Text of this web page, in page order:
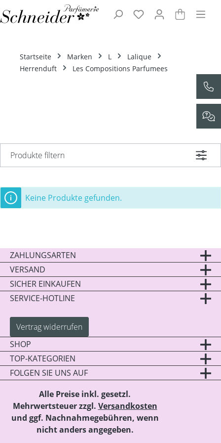
Zum Hauptinhalt springen
Startseite Marken L
Lalique
Herrenduft
Les Compositions Parfumees
Produkte filtern
Keine Produkte gefunden.
ZAHLUNGSARTEN
VERSAND
SICHER EINKAUFEN
SERVICE-HOTLINE
Vertrag widerrufen
SHOP
TOP-KATEGORIEN
FOLGEN SIE UNS AUF
Alle Preise inkl. gesetzl.
Mehrwertsteuer zzgl. Versandkosten
und ggf. Nachnahmegebühren, wenn
nicht anders angegeben.